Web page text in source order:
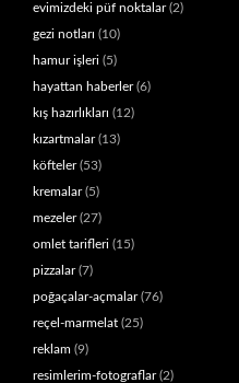
evimizdeki püf noktalar(2)
gezi notları (10)
hamur işleri (5)
hayattan haberler(6)
kış hazırlıkları (12)
kızartmalar(13)
köfteler(53)
kremalar(5)
mezeler(27)
omlet tarifleri (15)
pizzalar(7)
poğaçalar-açmalar(76)
reçel-marmelat (25)
reklam (9)
resimlerim-fotograflar(2)